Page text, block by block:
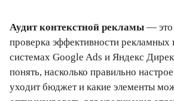
Аудит контекстной рекламы — это
проверка эффективности рекламных
системах Google Ads и Яндекс
понять, насколько правильно
уходит бюджет и какие элементы